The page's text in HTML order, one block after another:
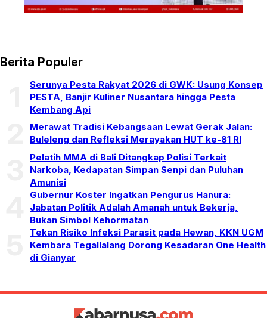
Berita Populer
Serunya Pesta Rakyat 2026 di GWK: Usung Konsep
PESTA, Banjir Kuliner Nusantara hingga Pesta
Kembang Api
Merawat Tradisi Kebangsaan Lewat Gerak Jalan:
Buleleng dan Refleksi Merayakan HUT ke-81 RI
Pelatih MMA di Bali Ditangkap Polisi Terkait
Narkoba, Kedapatan Simpan Senpi dan Puluhan
Amunisi
Gubernur Koster Ingatkan Pengurus Hanura:
Jabatan Politik Adalah Amanah untuk Bekerja,
Bukan Simbol Kehormatan
Tekan Risiko Infeksi Parasit pada Hewan, KKN UGM
Kembara Tegallalang Dorong Kesadaran One Health
di Gianyar